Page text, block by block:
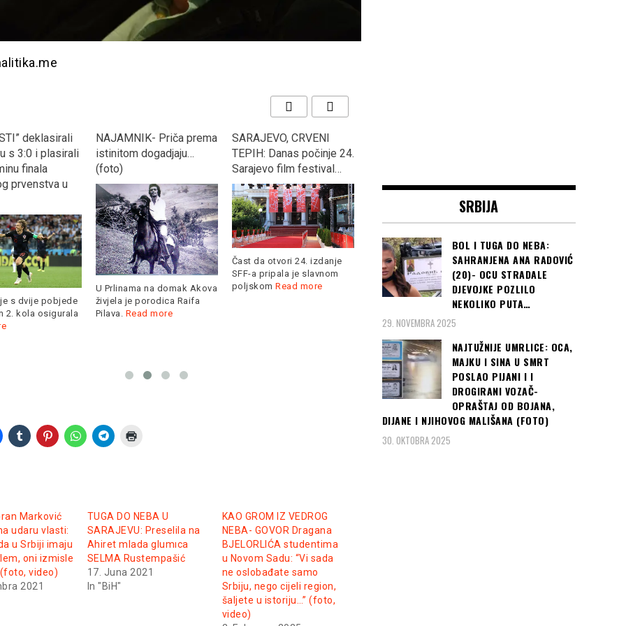
deklasirali
s 3:0 i plasirali
finala
prvenstva u
s dvije pobjede
2. kola osigurala
NAJAMNIK- Priča prema
istinitom dogadjaju…
(foto)
U Prlinama na domak Akova
živjela je porodica Raifa
Pilava. Read more
SARAJEVO, CRVENI
TEPIH: Danas počinje 24.
Sarajevo film festival…
Čast da otvori 24. izdanje
SFF-a pripala je slavnom
poljskom Read more
ni sam ne vjeruje, “U
Prizrenu će se opet…”
„Srbija je u pregovorima
oko Kosova spremna na
kompromis, ali Read more
Svjetskog prvenstva u
Hrvatska je s dvije pobjede
Marković
udaru vlasti:
u Srbiji imaju
oni izmisle
video)
2021
TUGA DO NEBA U
SARAJEVU: Preselila na
Ahiret mlada glumıca
SELMA Rustempašić
17. Juna 2021
In "BiH"
KAO GROM IZ VEDROG
NEBA- GOVOR Dragana
BJELORLIĆA studentima
u Novom Sadu: “Vi sada
ne oslobađate samo
Srbiju, nego cijeli region,
šaljete u istoriju…” (foto,
video)
SRBIJA
BOL I TUGA DO NEBA:
SAHRANJENA ANA RADOVIĆ
(20)- OCU STRADALE
DJEVOJKE POZLILO
NEKOLIKO PUTA…
29. NOVEMBRA 2025
NAJTUŽNIJE UMRLICE: OCA,
MAJKU I SINA U SMRT
POSLAO PIJANI I I
DROGIRANI VOZAČ-
OPRAŠTAJ OD BOJANA,
DIJANE I NJIHOVOG MALIŠANA (FOTO)
30. OKTOBRA 2025